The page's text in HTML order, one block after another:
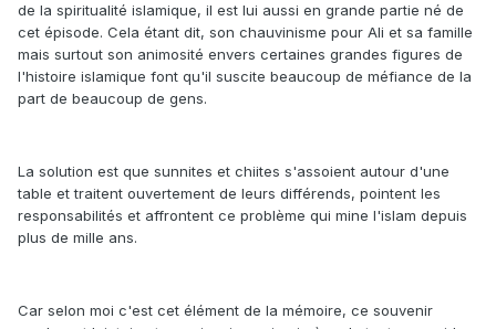
de la spiritualité islamique, il est lui aussi en grande partie né de
cet épisode. Cela étant dit, son chauvinisme pour Ali et sa famille
mais surtout son animosité envers certaines grandes figures de
l'histoire islamique font qu'il suscite beaucoup de méfiance de la
part de beaucoup de gens.
La solution est que sunnites et chiites s'assoient autour d'une
table et traitent ouvertement de leurs différends, pointent les
responsabilités et affrontent ce problème qui mine l'islam depuis
plus de mille ans.
Car selon moi c'est cet élément de la mémoire, ce souvenir